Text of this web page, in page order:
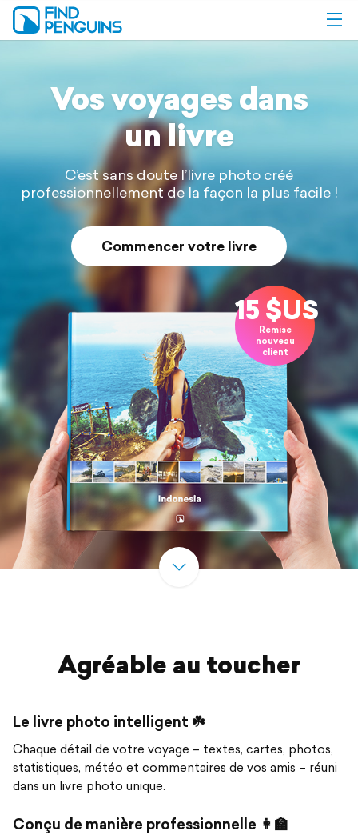
Vos voyages dans
un livre
C’est sans doute l’livre photo créé
professionnellement de la façon la plus facile !
Commencer votre livre
15 $US
Remise
nouveau
client
Agréable au toucher
Le livre photo intelligent ☘️
Chaque détail de votre voyage – textes, cartes, photos,
statistiques, météo et commentaires de vos amis – réuni
dans un livre photo unique.
Conçu de manière professionnelle 👩‍🏫